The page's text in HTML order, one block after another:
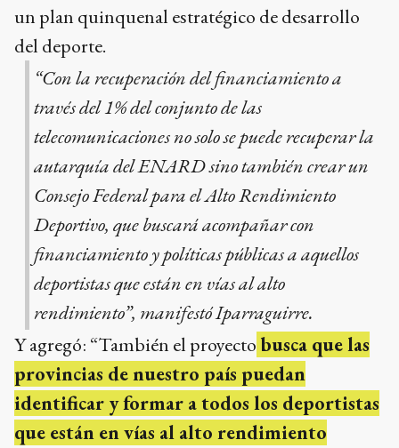
un plan quinquenal estratégico de desarrollo
del deporte.
“Con la recuperación del financiamiento a
través del 1% del conjunto de las
telecomunicaciones no solo se puede recuperar la
autarquía del ENARD sino también crear un
Consejo Federal para el Alto Rendimiento
Deportivo, que buscará acompañar con
financiamiento y políticas públicas a aquellos
deportistas que están en vías al alto
rendimiento”, manifestó Iparraguirre.
Y agregó: “También el proyecto busca que las
provincias de nuestro país puedan
identificar y formar a todos los deportistas
que están en vías al alto rendimiento